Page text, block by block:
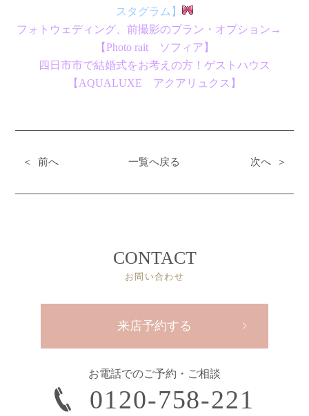
スタグラム】
フォトウェディング、前撮影のプラン・オプション→
【Photo rait ソフィア】
四日市市で結婚式をお考えの方！ゲストハウス
【AQUALUXE アクアリュクス 】
＜ 前へ 一覧へ戻る 次へ ＞
CONTACT
お問い合わせ
来店予約する
お電話でのご予約・ご相談
0120-758-221